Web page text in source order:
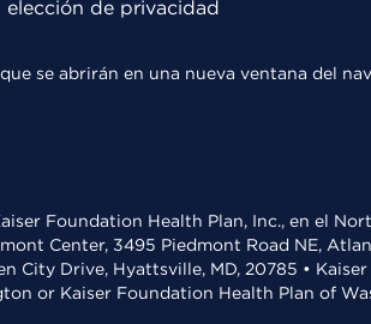
elección de privacidad
se abrirán en una nueva ventana del
Foundation Health Plan, Inc., en el
Center, 3495 Piedmont Road NE,
City Drive, Hyattsville, MD, 20785 •
or Kaiser Foundation Health Plan of